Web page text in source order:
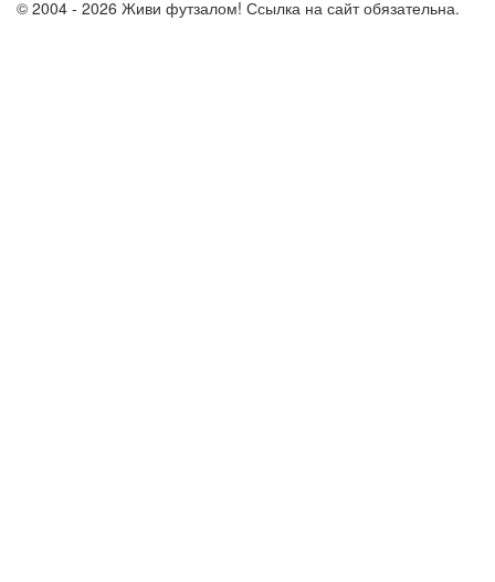
© 2004 - 2026 Живи футзалом! Ссылка на сайт обязательна.